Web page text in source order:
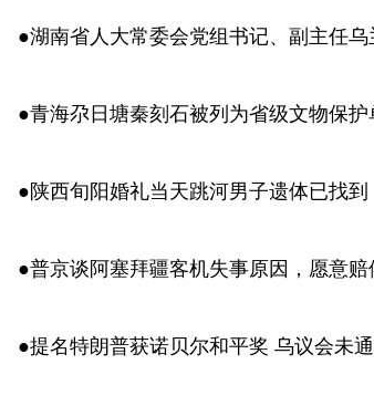
●湖南省人大常委会党组书记、副主任乌
●青海尕日塘秦刻石被列为省级文物保护
●陕西旬阳婚礼当天跳河男子遗体已找到
●普京谈阿塞拜疆客机失事原因，愿意赔
●提名特朗普获诺贝尔和平奖 乌议会未